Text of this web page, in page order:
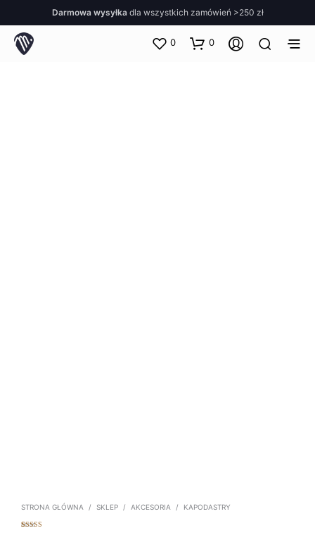
Darmowa wysyłka dla wszystkich zamówień >250 zł
0 0
STRONA GŁÓWNA / SKLEP / AKCESORIA / KAPODASTRY